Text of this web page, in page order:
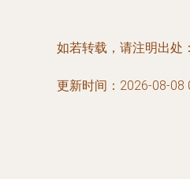
如若转载，请注明出处
更新时间：2026-08-08